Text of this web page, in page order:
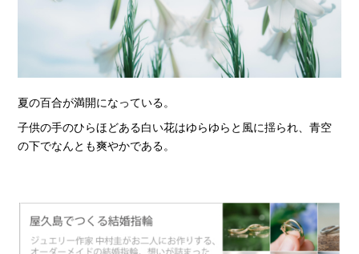
夏の百合が満開になっている。
子供の手のひらほどある白い花はゆらゆらと風に揺られ、青空
の下でなんとも爽やかである。